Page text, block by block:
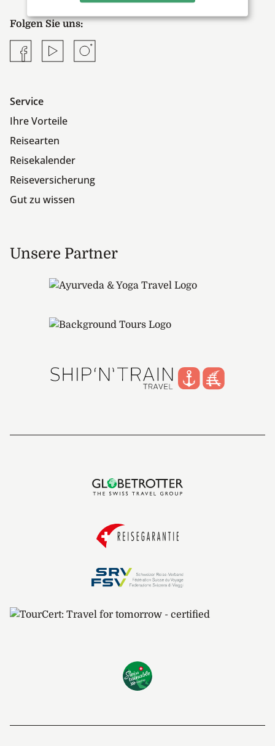
Folgen Sie uns:
FacebookYouTubeInstagram
Service
Ihre Vorteile
Reisearten
Reisekalender
Reiseversicherung
Gut zu wissen
Unsere Partner